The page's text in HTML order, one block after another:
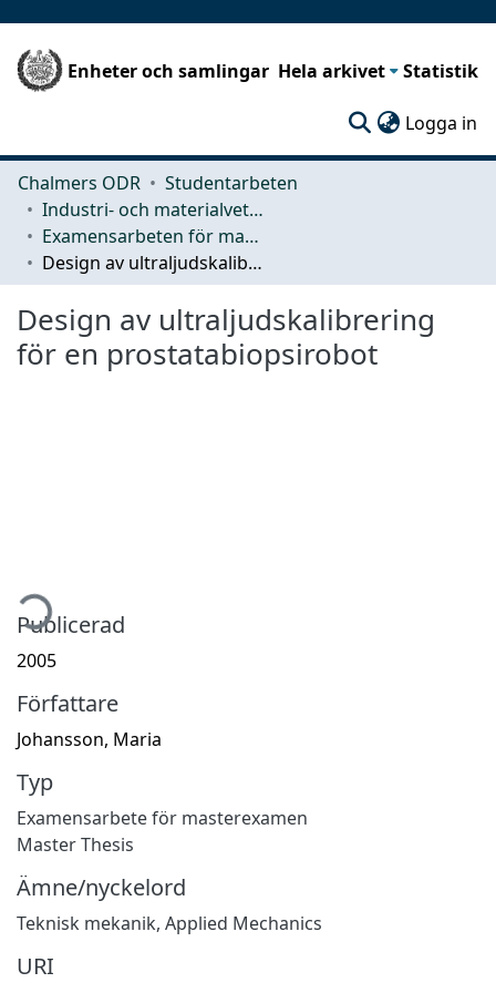
Enheter och samlingar Hela arkivet Statistik
Logga in
Chalmers ODR
Studentarbeten
Industri- och materialvetenskap (IMS)
Examensarbeten för masterexamen
Design av ultraljudskalibrering för en prostatabiopsirobot
Design av ultraljudskalibrering
för en prostatabiopsirobot
Publicerad
2005
Författare
Johansson, Maria
Typ
Examensarbete för masterexamen
Master Thesis
Ämne/nyckelord
Teknisk mekanik, Applied Mechanics
URI